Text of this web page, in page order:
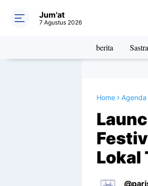
Jum'at
7 Agustus 2026
berita Sastra
Home Agenda
Lokal